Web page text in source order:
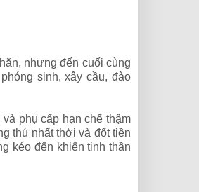
nhưng đến cuối cùng
sinh, xây cầu, đào
phụ cấp hạn chế thậm
thú nhất thời và đốt tiền
kéo đến khiến tinh thần